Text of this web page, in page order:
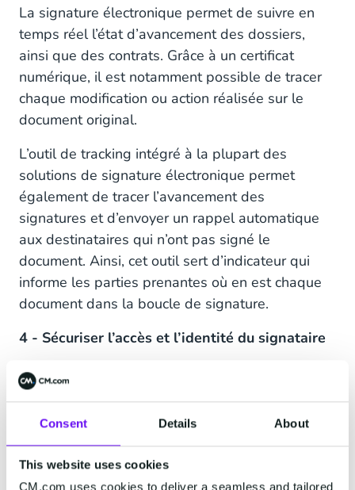
Consent Details About
This website uses cookies
CM.com uses cookies to deliver a seamless and tailored
La signature électronique permet de suivre en
temps réel l’état d’avancement des dossiers,
ainsi que des contrats. Grâce à un certificat
numérique, il est notamment possible de tracer
chaque modification ou action réalisée sur le
document original.
L’outil de tracking intégré à la plupart des
solutions de signature électronique permet
également de tracer l’avancement des
signatures et d’envoyer un rappel automatique
aux destinataires qui n’ont pas signé le
document. Ainsi, cet outil sert d’indicateur qui
informe les parties prenantes où en est chaque
document dans la boucle de signature.
4 - Sécuriser l’accès et l’identité du signataire
Il est possible de choisir un niveau de sécurité
adapté aux besoins spécifiques et de mettre en
place un des trois degrés de fiabilité de la
eIDAS, l’utilisation de la signature électronique
prévoit trois niveaux de sécurité : standard (une